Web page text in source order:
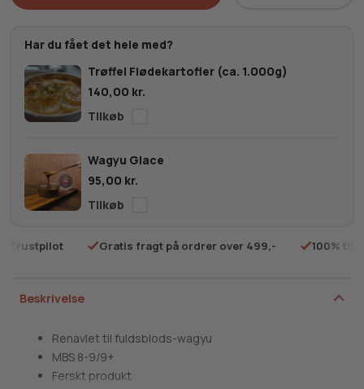
Beskrivelse
Renavlet til fuldsblods-wagyu
MBS 8-9/9+
Ferskt produkt
Har du fået det hele med?
Trøffel Flødekartofler (ca. 1.000g)
140,00 kr.
Wagyu Glace
95,00 kr.
8-
Trustpilot Gratis fragt på ordrer over 499,- 100%